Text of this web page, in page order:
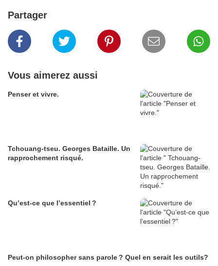
Partager
Vous aimerez aussi
Penser et vivre.
Tchouang-tseu. Georges Bataille. Un
rapprochement risqué.
Qu’est-ce que l’essentiel ?
Peut-on philosopher sans parole ? Quel en serait les outils?